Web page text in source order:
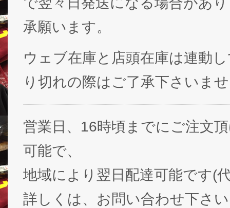
承願います。
ウェブ在庫と店頭在庫は連動
り切れの際はご了承下さいま
営業日、16時頃までにご注文
可能で、
地域により翌日配達可能です(
詳しくは、お問い合わせ下さ